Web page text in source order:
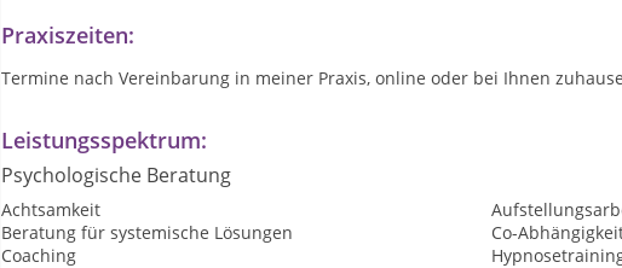
Praxiszeiten:
Termine nach Vereinbarung in meiner Praxis, online oder bei Ihnen zuhause
Leistungsspektrum:
Psychologische Beratung
Achtsamkeit
Beratung für systemische Lösungen
Co-
Coaching